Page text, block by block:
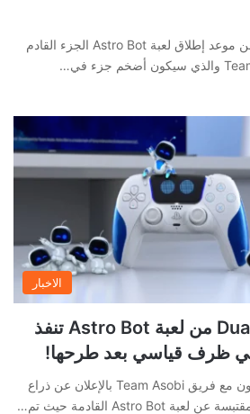
أيام قليلة تفصلنا عن موعد إطلاق لعبة Astro Bot الجزء القادم
الاخبار
أذرع Dualsense من لعبة Astro Bot تنفذ
ظرف قياسي بعد طرحها!
قامت سوني بالتعاون مع فريق Team Asobi بالإعلان عن ذراع